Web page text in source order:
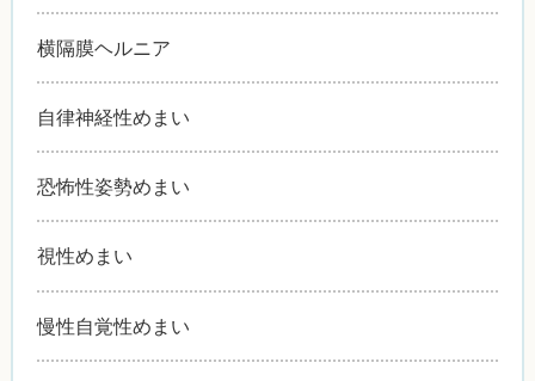
横隔膜ヘルニア
自律神経性めまい
恐怖性姿勢めまい
視性めまい
慢性自覚性めまい